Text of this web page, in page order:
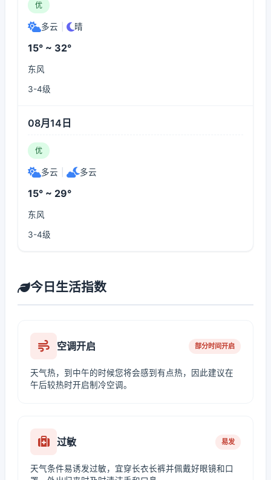
优
多云 晴
15° ~ 32°
东风
3-4级
08月14日
优
多云 多云
15° ~ 29°
东风
3-4级
今日生活指数
空调开启 部分时间开启
天气热，到中午的时候您将会感到有点热，因此建议在
午后较热时开启制冷空调。
过敏 易发
天气条件易诱发过敏，宜穿长衣长裤并佩戴好眼镜和口